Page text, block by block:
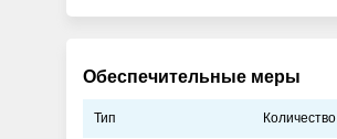
Обеспечительные меры
Тип Количество